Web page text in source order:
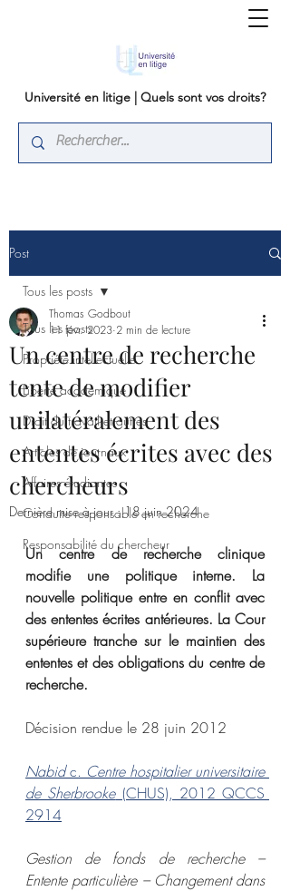
Université en litige | Quels sont vos droits?
Post
Tous les posts
Propriété intellectuelle
Liberté académique
Droit du travail et autres
Articles de journaux
Affaires étudiantes
Conduite responsable en recherche
Responsabilité du chercheur
Tous les posts
Un centre de recherche
tente de modifier
unilatéralement des
ententes écrites avec des
chercheurs
Thomas Godbout
11 févr. 2023 2 min de lecture
Dernière mise à jour :18 juin 2024
Un centre de recherche clinique
modifie une politique interne. La
nouvelle politique entre en conflit avec
des ententes écrites antérieures. La Cour
supérieure tranche sur le maintien des
ententes et des obligations du centre de
recherche.
Décision rendue le 28 juin 2012
Nabid c. Centre hospitalier universitaire
de Sherbrooke (CHUS), 2012 QCCS
2914
Gestion de fonds de recherche –
Entente particulière – Changement dans